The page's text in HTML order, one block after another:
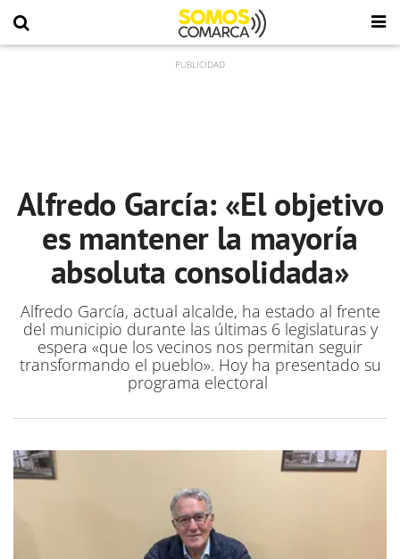
Alfredo García: «El objetivo
es mantener la mayoría
absoluta consolidada»
Alfredo García, actual alcalde, ha estado al frente
del municipio durante las últimas 6 legislaturas y
espera «que los vecinos nos permitan seguir
transformando el pueblo». Hoy ha presentado su
programa electoral